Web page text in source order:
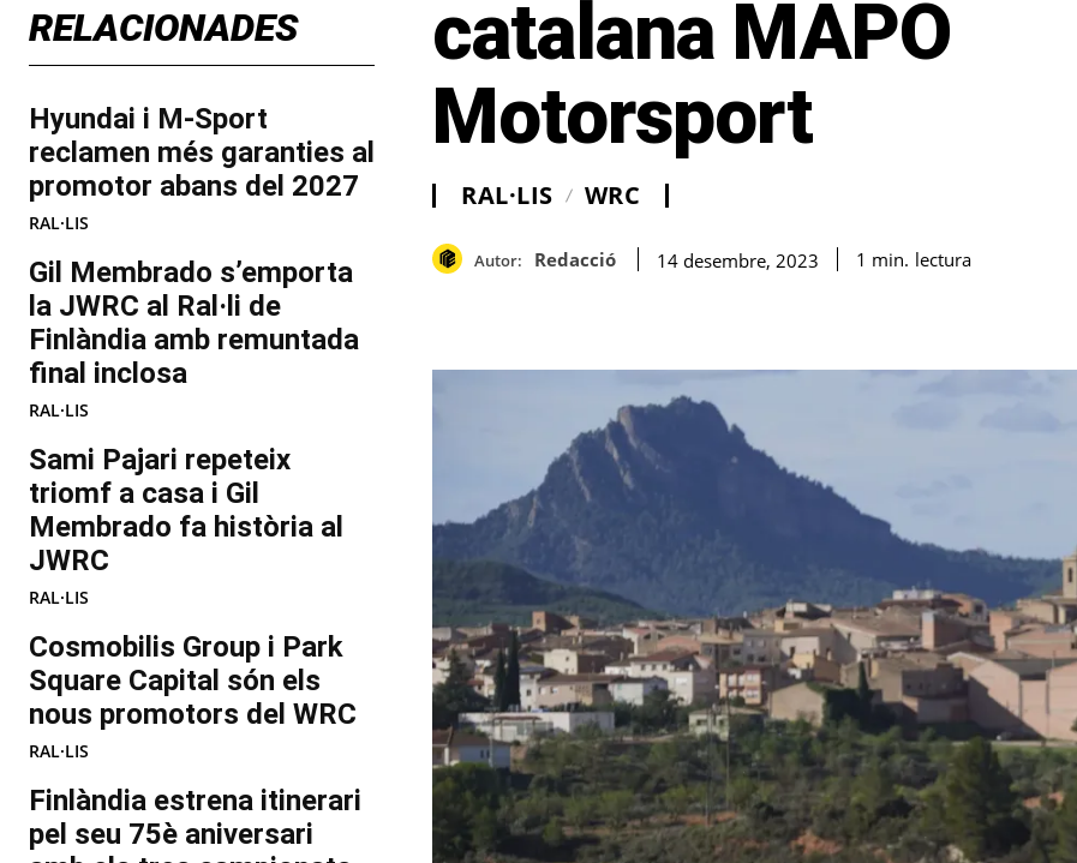
RELACIONADES
Hyundai i M-Sport
reclamen més garanties al
promotor abans del 2027
RAL·LIS
Gil Membrado s’emporta
la JWRC al Ral·li de
Finlàndia amb remuntada
final inclosa
RAL·LIS
Sami Pajari repeteix
triomf a casa i Gil
Membrado fa història al
JWRC
RAL·LIS
Cosmobilis Group i Park
Square Capital són els
nous promotors del WRC
RAL·LIS
Finlàndia estrena itinerari
pel seu 75è aniversari
catalana MAPO
Motorsport
RAL·LIS WRC
Autor: Redacció 14 desembre, 2023 1 min. lectura